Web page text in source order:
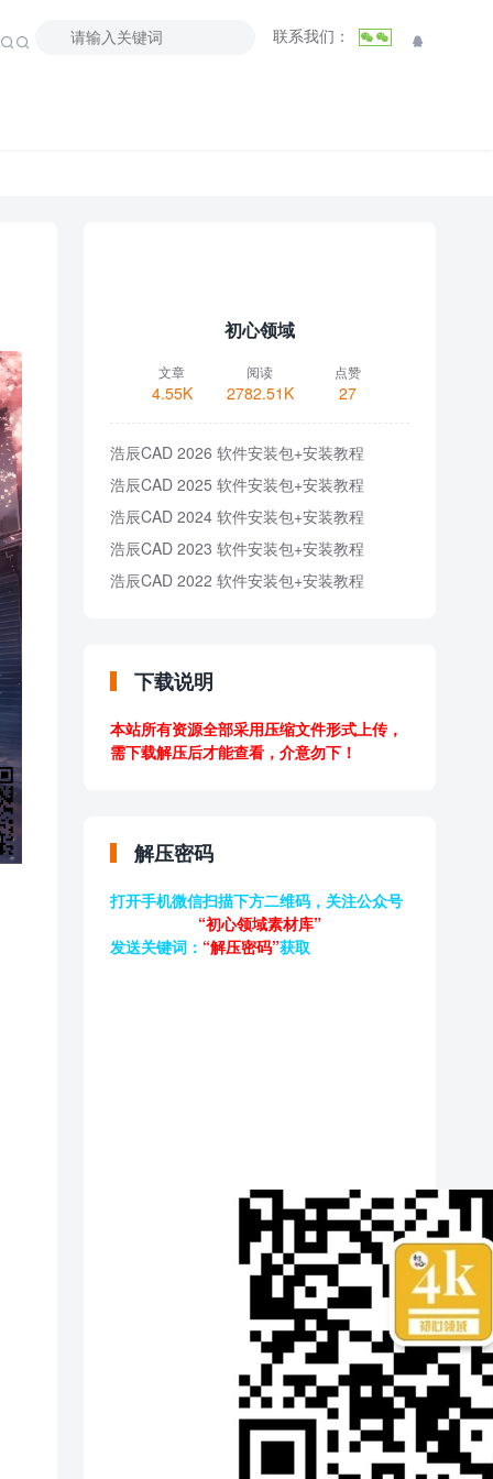
联系我们：  

初心领域
文章
4.55K
阅读
2782.51K
点赞
27
浩辰CAD 2026 软件安装包+安装教程
浩辰CAD 2025 软件安装包+安装教程
浩辰CAD 2024 软件安装包+安装教程
浩辰CAD 2023 软件安装包+安装教程
浩辰CAD 2022 软件安装包+安装教程
下载说明
本站所有资源全部采用压缩文件形式上传，
需下载解压后才能查看，介意勿下！
解压密码
打开手机微信扫描下方二维码，关注公众号
“初心领域素材库”
发送关键词： “解压密码”获取